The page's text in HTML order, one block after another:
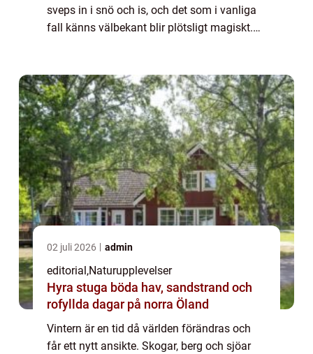
sveps in i snö och is, och det som i vanliga
fall känns välbekant blir plötsligt magiskt.
02 juli 2026 admin
editorial,Naturupplevelser
Hyra stuga böda hav, sandstrand och
rofyllda dagar på norra Öland
Vintern är en tid då världen förändras och
får ett nytt ansikte. Skogar, berg och sjöar